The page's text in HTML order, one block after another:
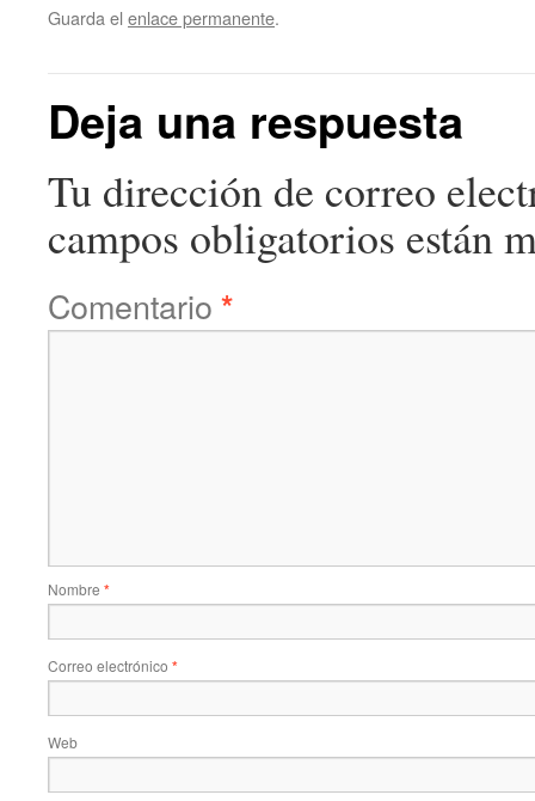
Guarda el enlace permanente.
Deja una respuesta
Tu dirección de correo
campos obligatorios están
Comentario *
Nombre *
Correo electrónico *
Web